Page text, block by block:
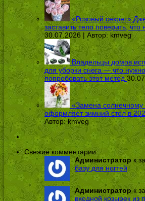
«Розовый секрет»
заставить тело поверить, что
30.07.2026 | Автор: kmveg
Владельцы домов
для уборки снега — что
попробовать этот метод
«Замена солнечному
оформляет зимний стол в
Автор:kmveg
Свежие комментарии
Администраторк
базу для ногтей
Администраторк
входной козырек из